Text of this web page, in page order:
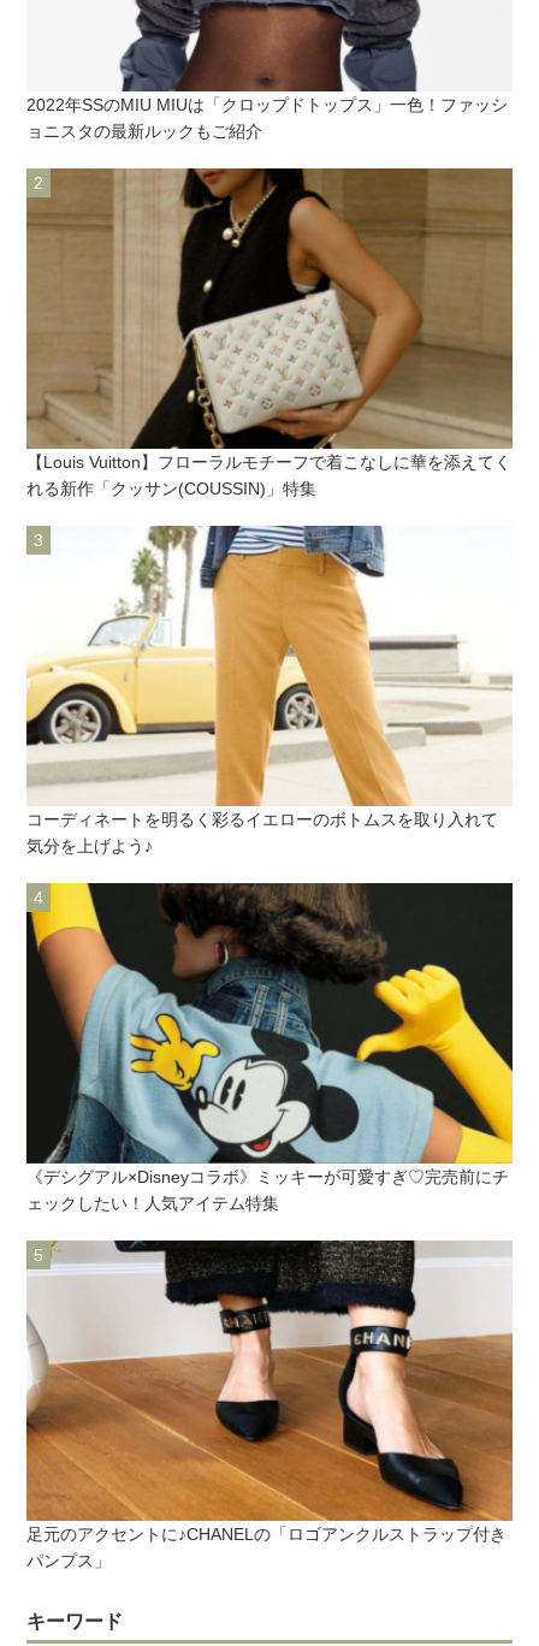
2022年SSのMIU MIUは「クロップドトップス」一色！ファッシ
ョニスタの最新ルックもご紹介
【Louis Vuitton】フローラルモチーフで着こなしに華を添えてく
れる新作「クッサン(COUSSIN)」特集
コーディネートを明るく彩るイエローのボトムスを取り入れて
気分を上げよう♪
《デシグアル×Disneyコラボ》ミッキーが可愛すぎ♡完売前にチ
ェックしたい！人気アイテム特集
足元のアクセントに♪CHANELの「ロゴアンクルストラップ付き
パンプス」
キーワード